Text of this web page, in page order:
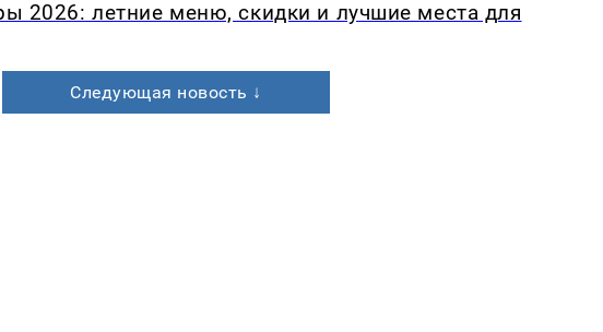
2026: летние меню, скидки и лучшие места для
Следующая новость ↓